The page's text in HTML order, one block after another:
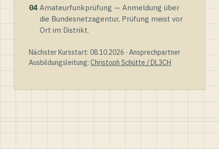
04 Amateurfunkprüfung — Anmeldung über
die Bundesnetzagentur, Prüfung meist vor
Ort im Distrikt.
Nächster Kursstart: 08.10.2026 · Ansprechpartner
Ausbildungsleitung: Christoph Schütte / DL3CH